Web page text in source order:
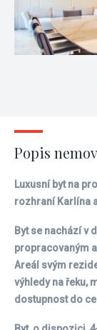
Popis
Luxusní byt na
rozhraní Karlína
Byt se nachází v
propracovaným
Areál svým
výhledy na řeku,
dostupnost do